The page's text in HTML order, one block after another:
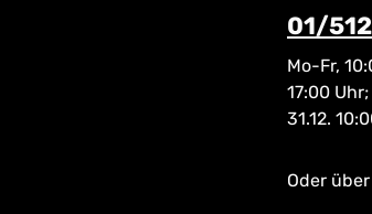
01/
Mo-Fr,
17:00
31.12.
Oder